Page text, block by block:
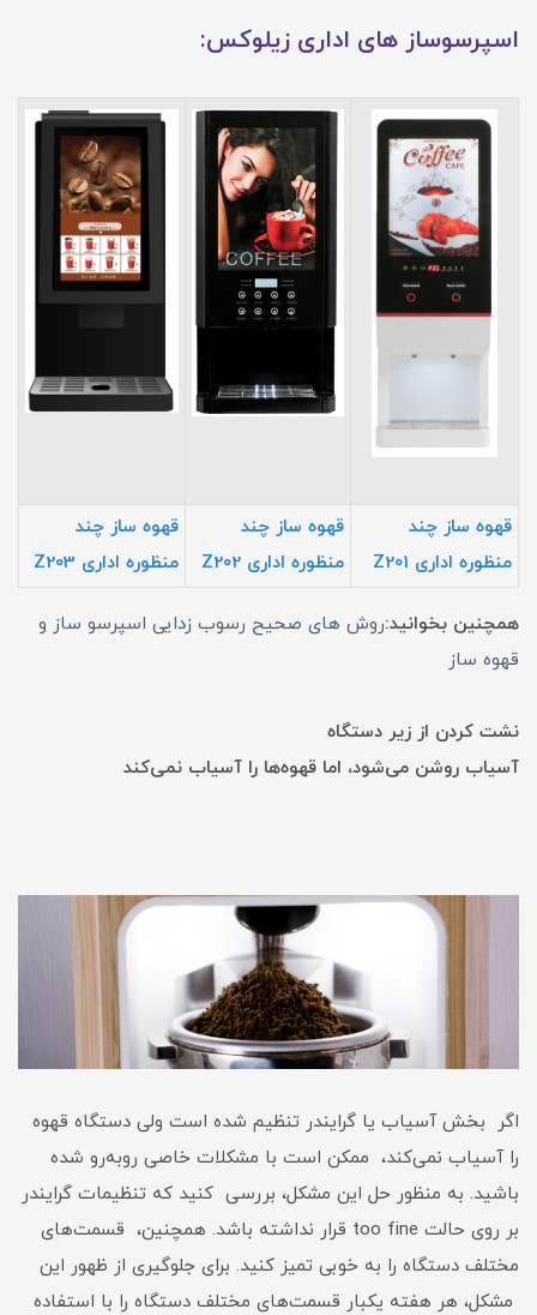
اسپرسوساز های اداری زیلوکس:
قهوه ساز چند
منظوره اداری Z201
قهوه ساز چند
منظوره اداری Z202
قهوه ساز چند
منظوره اداری Z203
همچنین بخوانید:روش های صحیح رسوب زدایی اسپرسو ساز و
قهوه ساز
نشت کردن از زیر دستگاه
آسیاب روشن می‌شود،‌ اما قهوه‌ها را آسیاب نمی‌کند
اگر بخش آسیاب یا گرایندر تنظیم شده است ولی دستگاه قهوه
را آسیاب نمی‌کند، ممکن است با مشکلات خاصی روبه‌رو شده
باشید. به منظور حل این مشکل، بررسی کنید که تنظیمات گرایندر
بر روی حالت too fine قرار نداشته باشد. همچنین، قسمت‌های
مختلف دستگاه را به خوبی تمیز کنید. برای جلوگیری از ظهور این
مشکل، هر هفته یکبار قسمت‌های مختلف دستگاه را با استفاده